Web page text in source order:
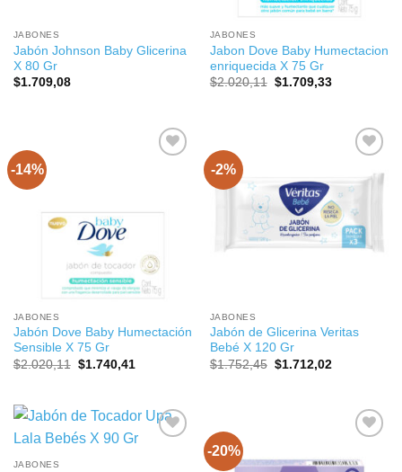
JABONES
Jabón Johnson Baby Glicerina
X 80 Gr
$1.709,08
JABONES
Jabon Dove Baby Humectacion
enriquecida X 75 Gr
$2.020,11 El
$1.709,33El
$1.709,33.
-14%
JABONES
Jabón Dove Baby Humectación
Sensible X 75 Gr
$2.020,11 El
$2.020,11.
$1.740,41
$1.740,41.
-2%
JABONES
Jabón de Glicerina Veritas
Bebé X 120 Gr
$1.752,45 El
$1.712,02El
$1.712,02.
JABONES
-20%